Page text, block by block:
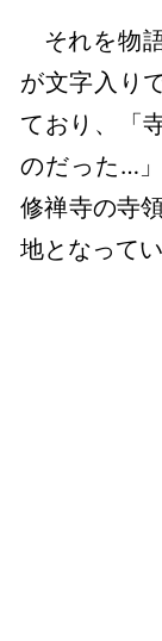
それを物
が文字入り
ており、「
のだった…
修禅寺の寺
地となって